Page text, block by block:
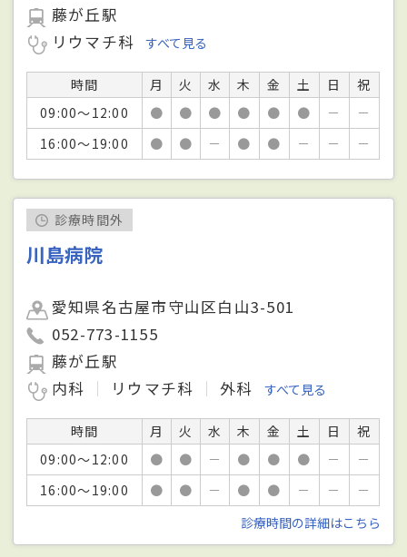
藤が丘駅
リウマチ科
すべて見る
時間 月 火 水 木 金 土 日
祝
09:00～12:00
● ● ● ● ● ● －
－
16:00～19:00
● ● － ● ● － － －
診療時間外
川島病院
愛知県名古屋市守山区白山3-501
052-773-1155
藤が丘駅
内科
リウマチ科 外科 すべて見る
時間 月 火 水 木 金 土 日
祝
09:00～12:00
● ● － ● ● ● －
－
16:00～19:00
● ● － ● ● － －
－
診療時間の詳細はこちら